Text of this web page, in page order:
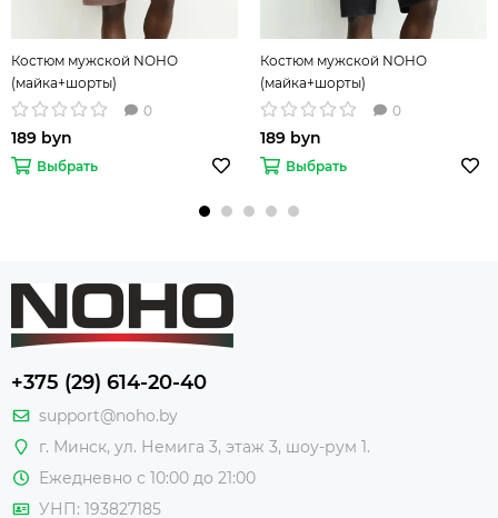
Костюм мужской NOHO
(майка+шорты)
0
189 byn
Выбрать
Костюм мужской NOHO
(майка+шорты)
0
189 byn
Выбрать
+375 (29) 614-20-40
support@noho.by
г. Минск, ул. Немига 3, этаж 3, шоу-рум 1.
Ежедневно с 10:00 до 21:00
УНП: 193827185